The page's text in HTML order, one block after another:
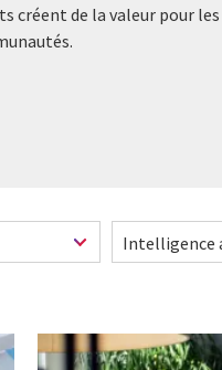
créent de la valeur pour les